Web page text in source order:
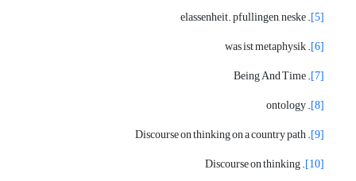
[5]
. elassenheit. pfullingen, neske
[6]
. was ist metaphysik
[7]
. Being And Time
[8]
. ontology
[9]
. Discourse on thinking on a country path
[10]
. Discourse on thinking